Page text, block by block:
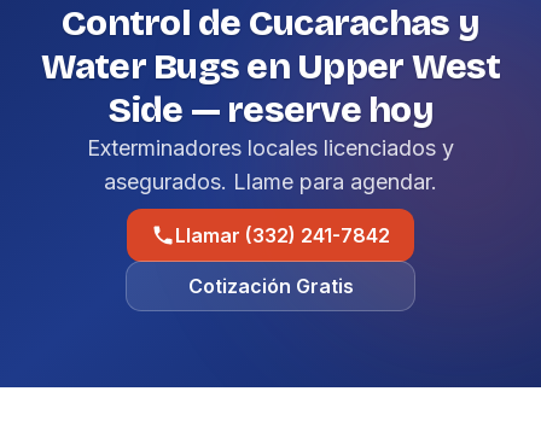
Control de Cucarachas y
Water Bugs en Upper West
Side — reserve hoy
Exterminadores locales licenciados y
asegurados. Llame para agendar.
Llamar (332) 241-7842
Cotización Gratis